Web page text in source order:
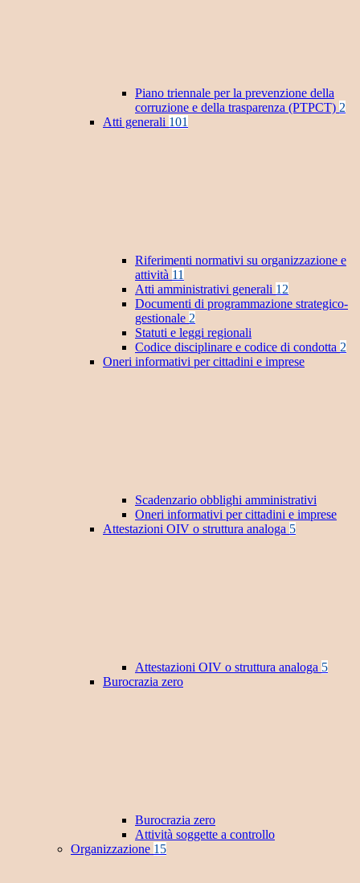
Piano triennale per la prevenzione della
corruzione e della trasparenza (PTPCT) 2
Atti generali 101
Riferimenti normativi su organizzazione e
attività 11
Atti amministrativi generali 12
Documenti di programmazione strategico-
gestionale 2
Statuti e leggi regionali
Codice disciplinare e codice di condotta 2
Oneri informativi per cittadini e imprese
Scadenzario obblighi amministrativi
Oneri informativi per cittadini e imprese
Attestazioni OIV o struttura analoga 5
Attestazioni OIV o struttura analoga 5
Burocrazia zero
Burocrazia zero
Attività soggette a controllo
Organizzazione 15